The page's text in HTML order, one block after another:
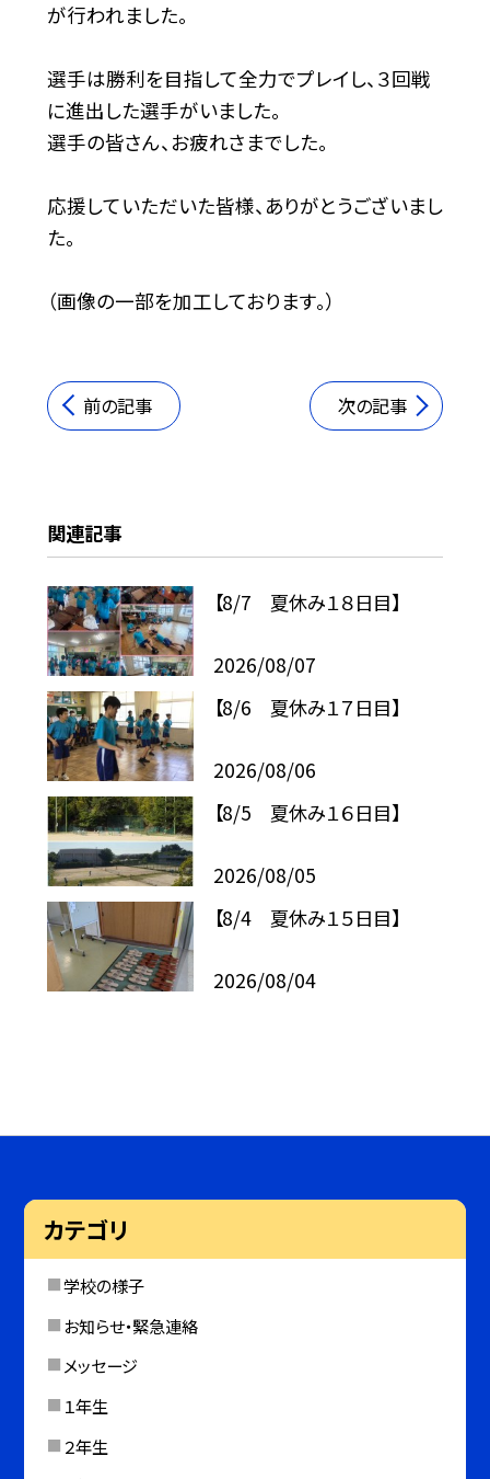
が行われました。
選手は勝利を目指して全力でプレイし、３回戦
に進出した選手がいました。
選手の皆さん、お疲れさまでした。
応援していただいた皆様、ありがとうございまし
た。
（画像の一部を加工しております。）
前の記事 次の記事
関連記事
【8/7 夏休み１８日目】
2026/08/07
【8/6 夏休み１７日目】
2026/08/06
【8/5 夏休み１６日目】
2026/08/05
【8/4 夏休み１５日目】
2026/08/04
カテゴリ
学校の様子
お知らせ・緊急連絡
メッセージ
１年生
２年生